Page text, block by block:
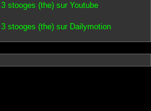
3 stooges (the) sur Youtube
3 stooges (the) sur Dailymotion